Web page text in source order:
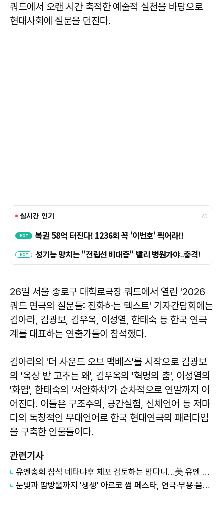
쿼드에서 오랜 시간 축적한 예술적 실천을 바탕으로
현대사회에 질문을 던진다.
26일 서울 종로구 대학로극장 쿼드에서 열린 '2026
쿼드 연극의 질문들: 진화하는 텍스트' 기자간담회에는
김아라, 김광보, 김우옥, 이성열, 한태숙 등 한국 연극
계를 대표하는 연출가들이 참석했다.
김아라의 '더 사운드 오브 맥베스'를 시작으로 김광보
의 '옥상 밭 고추는 왜', 김우옥의 '혁명의 춤', 이성열의
'화염', 한태숙의 '서안화차'가 순차적으로 연말까지 이
어진다. 이들은 구조주의, 공간실험, 신체언어 등 저마
다의 독창적인 무대언어로 한국 현대연극의 패러다임
을 구축한 인물들이다.
관련기사
유엔총회 참석 네타냐후 체포 검토하는 맘다니…美 유엔 대사 "정치적 연극" 비판
눈빛과 땀방울까지 '생생' 아르코 썸 페스타, 연극·무용·음악 잇다